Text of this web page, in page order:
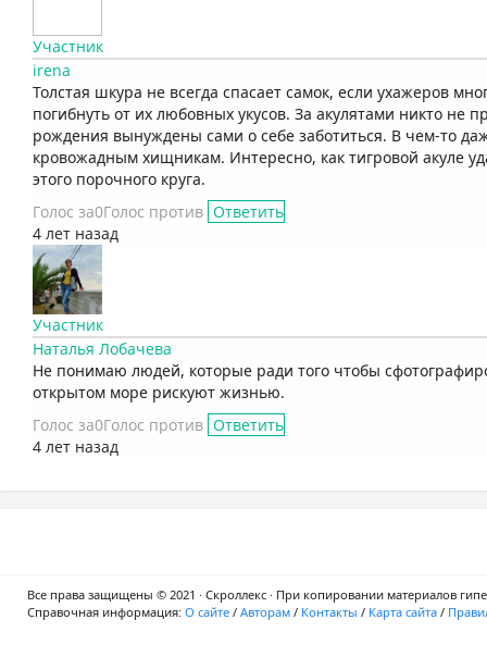
Участник
irena
Толстая шкура не всегда спасает самок, если ухажеров
погибнуть от их любовных укусов. За акулятами никто не
рождения вынуждены сами о себе заботиться. В чем-то
кровожадным хищникам. Интересно, как тигровой акуле
этого порочного круга.
Голос за0Голос против Ответить
4 лет назад
Участник
Наталья Лобачева
Не понимаю людей, которые ради того чтобы
открытом море рискуют жизнью.
Голос за0Голос против Ответить
4 лет назад
Все права защищены © 2021 · Скроллекс · При копировании материалов
Справочная информация: О сайте / Авторам / Контакты / Карта сайта /